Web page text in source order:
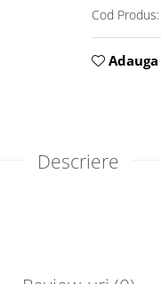
Cod Produs:
Descriere